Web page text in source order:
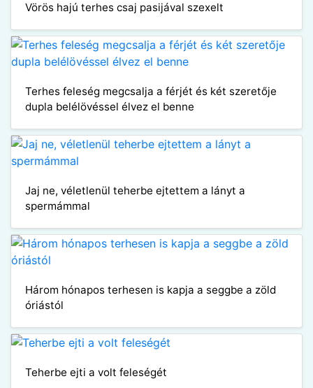
Vörös hajú terhes csaj pasijával szexelt
Terhes feleség megcsalja a férjét és két szeretője
dupla belélövéssel élvez el benne
Jaj ne, véletlenül teherbe ejtettem a lányt a
spermámmal
Három hónapos terhesen is kapja a seggbe a zöld
óriástól
Teherbe ejti a volt feleségét